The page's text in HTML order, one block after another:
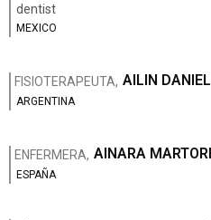
dentist
MEXICO
FISIOTERAPEUTA, AILIN
ARGENTINA
ENFERMERA, AINARA
ESPAÑA